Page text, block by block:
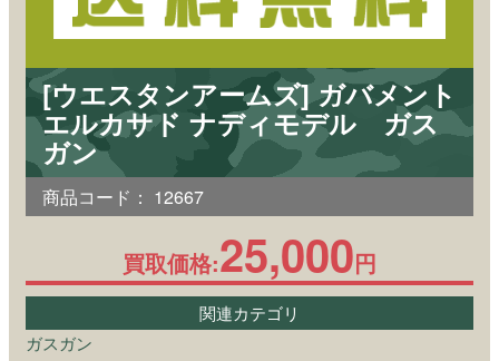
[ウエスタンアームズ] ガバメント
エルカサド ナディモデル ガス
ガン
商品コード： 12667
買取価格:25,000円
関連カテゴリ
ガスガン